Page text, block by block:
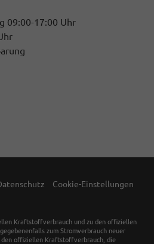
09:00-17:00 Uhr
Cookie-Einstellungen
Kraftstoffverbrauch und zu den offiziellen
zum Stromverbrauch neuer
den offiziellen Kraftstoffverbrauch, die